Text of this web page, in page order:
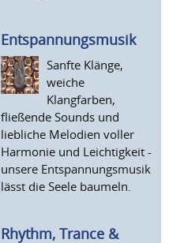
Entspannungsmusik
Sanfte Klänge,
weiche
Klangfarben,
fließende Sounds und
liebliche Melodien voller
Harmonie und Leichtigkeit -
unsere Entspannungsmusik
lässt die Seele baumeln.
Rhythm, Trance &